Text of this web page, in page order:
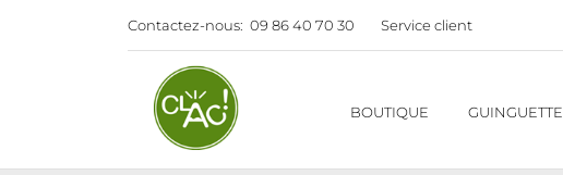
Contactez-nous: 09 86 40 70 30 Service client
BOUTIQUE GUINGUETTE